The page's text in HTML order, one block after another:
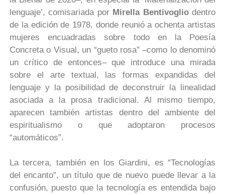
lenguaje’, comisariada por Mirella Bentivogliodentro
de la edición de 1978, donde reunió a ochenta artistas
mujeres encuadradas sobre todo en la Poesía
Concreta o Visual, un “gueto rosa” –como lo denominó
un crítico de entonces– que introduce una mirada
sobre el arte textual, las formas expandidas del
lenguaje y la posibilidad de deconstruir la linealidad
asociada a la prosa tradicional. Al mismo tiempo,
aparecen también artistas dentro del ambiente del
espiritualismo o que adoptaron procesos
“automáticos”.
La tercera, también en los Giardini, es “Tecnologías
del encanto”, un título que de nuevo puede llevar a la
confusión, puesto que la tecnología es entendida bajo